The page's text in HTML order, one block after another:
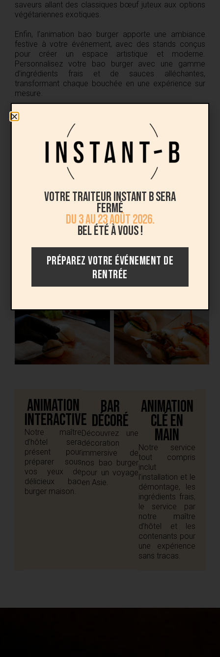
saveurs allant des classiques bœuf juteux aux options
végétariennes exotiques.
Enfin, l’animation bao burger apporte une ambiance
festive à votre événement, avec des stands conçus
pour créer un espace artistique et moderne.
Personnalisez votre bao burger avec une gamme
d’ingrédients frais et de sauces alléchantes,
transformant chaque bouchée en une expérience sur
mesure.
Animation
Interactive
Notre maître
d’hôtel sera
présent pour
préparer sous
vos yeux de
délicieux bao
burger maison.
Bar
décoré
Découvrez une
décoration
immersive de
nos bao burger
pour un voyage
en Asie.
Animation
clé en
main
Notre service
tout compris
inclut
l’installation et le
démontage, les
ingrédients frais,
le service par
notre maître
d’hôtel et les
contenants pour
une expérience
sans tracas.
Votre traiteur Instant B sera
fermé
du 3 au 23 août 2026.
Bel été à vous !
PRÉPAREZ VOTRE ÉVÉNEMENT DE
RENTRÉE